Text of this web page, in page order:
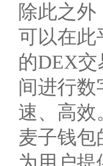
除此之
可以在此
的DEX
间进行
速、高效
麦子钱